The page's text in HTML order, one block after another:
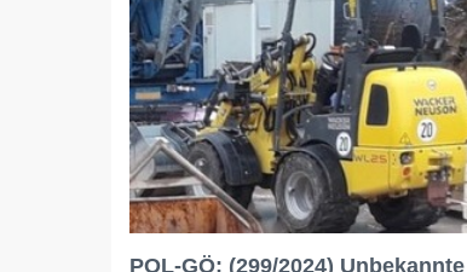
POL-GÖ: (299/2024) Unbekannte